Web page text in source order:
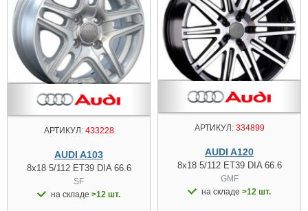
АРТИКУЛ:433228
AUDI A103
8x18 5/112 ET39 DIA 66.6
SF
на складе >12 шт.
АРТИКУЛ:334899
AUDI A120
8x18 5/112 ET39 DIA 66.6
GMF
на складе >12 шт.